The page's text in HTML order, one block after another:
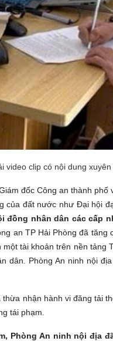
video clip có nội dung
đốc Công an thành
của đất nước như Đại hội
đồng nhân dân các cấp
an TP Hải Phòng đã
tài khoản trên nền tảng
dân. Phòng An ninh nội
nhận hành vi đăng tải
tái phạm.
Phòng An ninh nội địa